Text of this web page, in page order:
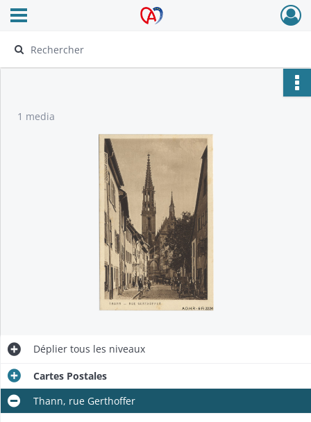
Archives Alsace - Colmar
Ouvrir le menu déroulant
1 media
Déplier tous les niveaux
Cartes Postales
Thann, rue Gerthoffer